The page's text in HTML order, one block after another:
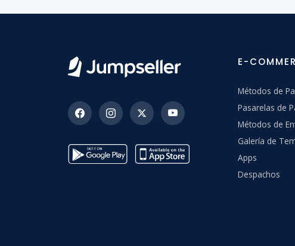
E-
Métodos de
Pasarelas de
Métodos de
Galería de
Apps
Despachos